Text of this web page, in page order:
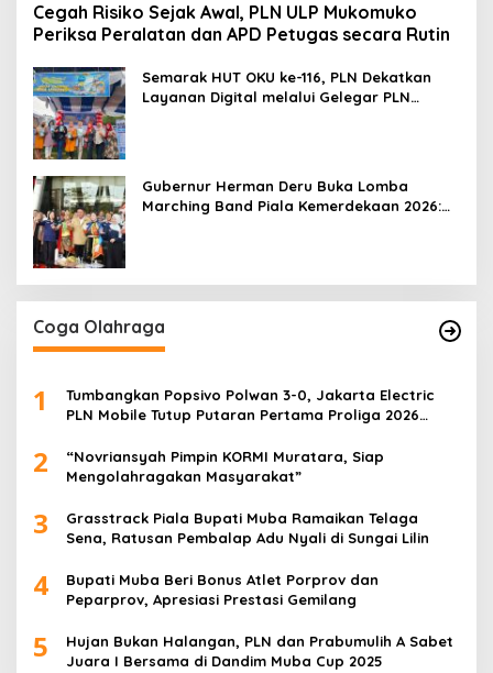
Cegah Risiko Sejak Awal, PLN ULP Mukomuko
Periksa Peralatan dan APD Petugas secara Rutin
Semarak HUT OKU ke-116, PLN Dekatkan
Layanan Digital melalui Gelegar PLN
Gubernur Herman Deru Buka Lomba
Marching Band Piala Kemerdekaan 2026:
Coga Olahraga
1
Tumbangkan Popsivo Polwan 3-0, Jakarta Electric
PLN Mobile Tutup Putaran Pertama Proliga 2026
2
“Novriansyah Pimpin KORMI Muratara, Siap
Mengolahragakan Masyarakat”
3
Grasstrack Piala Bupati Muba Ramaikan Telaga
Sena, Ratusan Pembalap Adu Nyali di Sungai Lilin
4
Bupati Muba Beri Bonus Atlet Porprov dan
Peparprov, Apresiasi Prestasi Gemilang
5
Hujan Bukan Halangan, PLN dan Prabumulih A Sabet
Juara I Bersama di Dandim Muba Cup 2025